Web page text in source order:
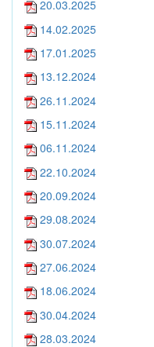
20.03.2025
14.02.2025
17.01.2025
13.12.2024
26.11.2024
15.11.2024
06.11.2024
22.10.2024
20.09.2024
29.08.2024
30.07.2024
27.06.2024
18.06.2024
30.04.2024
28.03.2024